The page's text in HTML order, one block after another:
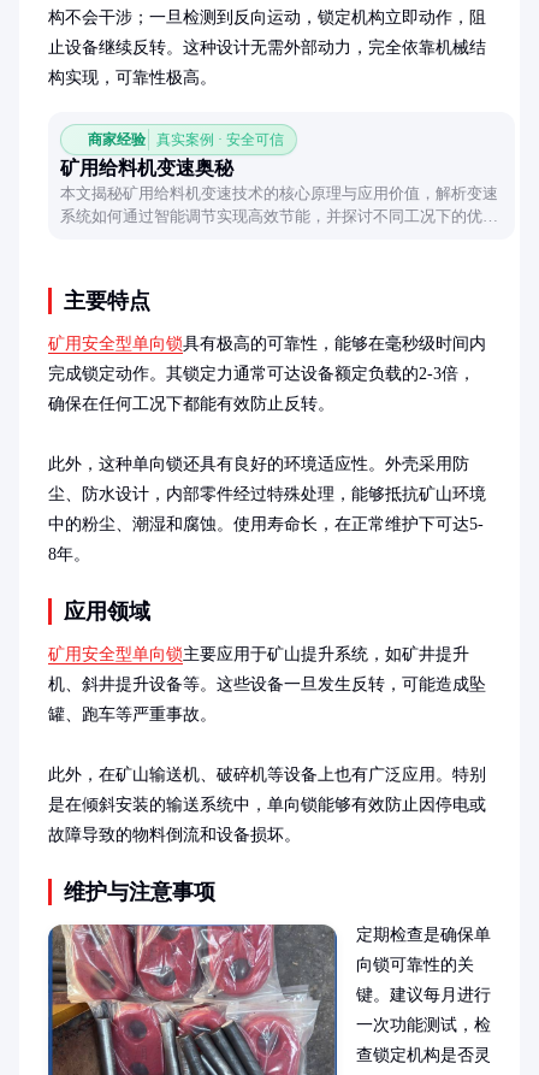
构不会干涉；一旦检测到反向运动，锁定机构立即动作，阻
止设备继续反转。这种设计无需外部动力，完全依靠机械结
构实现，可靠性极高。
商家经验 真实案例 · 安全可信
矿用给料机变速奥秘
本文揭秘矿用给料机变速技术的核心原理与应用价值，解析变速
系统如何通过智能调节实现高效节能，并探讨不同工况下的优化
主要特点
矿用安全型单向锁具有极高的可靠性，能够在毫秒级时间内
完成锁定动作。其锁定力通常可达设备额定负载的2-3倍，
确保在任何工况下都能有效防止反转。
此外，这种单向锁还具有良好的环境适应性。外壳采用防
尘、防水设计，内部零件经过特殊处理，能够抵抗矿山环境
中的粉尘、潮湿和腐蚀。使用寿命长，在正常维护下可达5-
8年。
应用领域
矿用安全型单向锁主要应用于矿山提升系统，如矿井提升
机、斜井提升设备等。这些设备一旦发生反转，可能造成坠
罐、跑车等严重事故。
此外，在矿山输送机、破碎机等设备上也有广泛应用。特别
是在倾斜安装的输送系统中，单向锁能够有效防止因停电或
故障导致的物料倒流和设备损坏。
维护与注意事项
定期检查是确保单
向锁可靠性的关
键。建议每月进行
一次功能测试，检
查锁定机构是否灵